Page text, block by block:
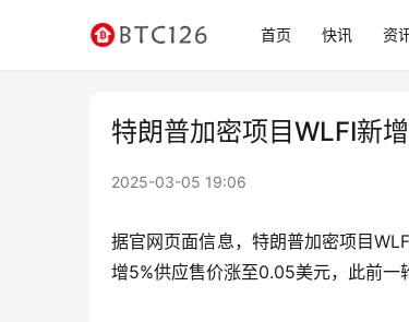
首页 快讯 资
特朗普加密项目WLFI新
2025-03-05 19:06
据官网页面信息，特朗普加密项目
增5%供应售价涨至0.05美元，此前一